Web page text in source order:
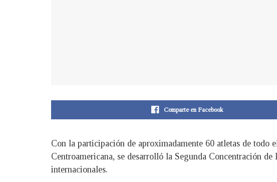
Comparte en Facebook
Con la participación de aproximadamente 60 atletas de todo
Centroamericana, se desarrolló la Segunda Concentración
internacionales.